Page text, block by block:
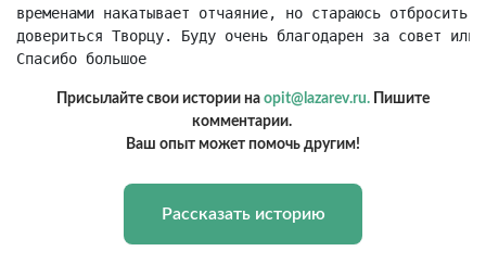
временами накатывает отчаяние, но стараюсь
довериться Творцу. Буду очень благодарен за совет или
Присылайте свои истории на opit@lazarev.ru. Пишите
комментарии.
Ваш опыт может помочь другим!
Рассказать историю